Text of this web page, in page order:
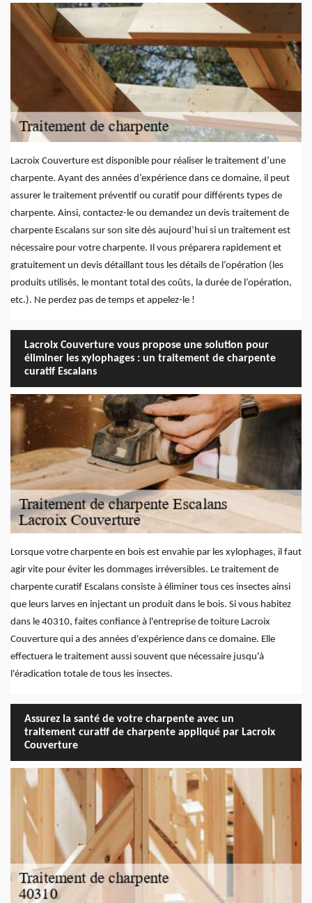
Lacroix Couverture est disponible pour réaliser le traitement d’une
charpente. Ayant des années d’expérience dans ce domaine, il peut
assurer le traitement préventif ou curatif pour différents types de
charpente. Ainsi, contactez-le ou demandez un devis traitement de
charpente Escalans sur son site dès aujourd’hui si un traitement est
nécessaire pour votre charpente. Il vous préparera rapidement et
gratuitement un devis détaillant tous les détails de l’opération (les
produits utilisés, le montant total des coûts, la durée de l’opération,
etc.). Ne perdez pas de temps et appelez-le !
Lacroix Couverture vous propose une solution pour
éliminer les xylophages : un traitement de charpente
curatif Escalans
Lorsque votre charpente en bois est envahie par les xylophages, il faut
agir vite pour éviter les dommages irréversibles. Le traitement de
charpente curatif Escalans consiste à éliminer tous ces insectes ainsi
que leurs larves en injectant un produit dans le bois. Si vous habitez
dans le 40310, faites confiance à l'entreprise de toiture Lacroix
Couverture qui a des années d'expérience dans ce domaine. Elle
effectuera le traitement aussi souvent que nécessaire jusqu'à
l'éradication totale de tous les insectes.
Assurez la santé de votre charpente avec un
traitement curatif de charpente appliqué par Lacroix
Couverture